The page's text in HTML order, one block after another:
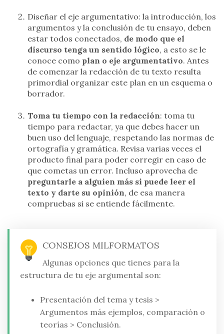
Diseñar el eje argumentativo: la introducción, los
argumentos y la conclusión de tu ensayo, deben
estar todos conectados, de modo que el
discurso tenga un sentido lógico, a esto se le
conoce como plan o eje argumentativo. Antes
de comenzar la redacción de tu texto resulta
primordial organizar este plan en un esquema o
borrador.
Toma tu tiempo con la redacción: toma tu
tiempo para redactar, ya que debes hacer un
buen uso del lenguaje, respetando las normas de
ortografía y gramática. Revisa varias veces el
producto final para poder corregir en caso de
que cometas un error. Incluso aprovecha de
preguntarle a alguien más si puede leer el
texto y darte su opinión, de esa manera
compruebas si se entiende fácilmente.
CONSEJOS MILFORMATOS
Algunas opciones que tienes para la
estructura de tu eje argumental son:
Presentación del tema y tesis >
Argumentos más ejemplos, comparación o
teorías > Conclusión.